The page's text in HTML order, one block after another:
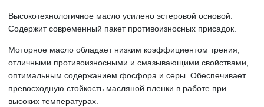
Высокотехнологичное масло усилено эстеровой основой.
Содержит современный пакет противоизносных присадок.
Моторное масло обладает низким коэффициентом трения,
отличными противоизносными и смазывающими свойствами,
оптимальным содержанием фосфора и серы. Обеспечивает
превосходную стойкость масляной пленки в работе при
высоких температурах.